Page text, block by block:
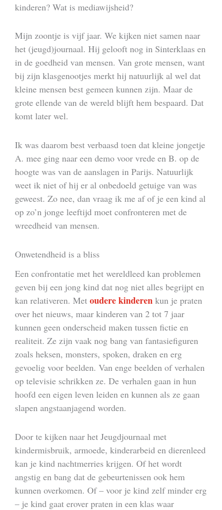
kinderen? Wat is mediawijsheid?
Mijn zoontje is vijf jaar. We kijken niet samen naar
het (jeugd)journaal. Hij gelooft nog in Sinterklaas en
in de goedheid van mensen. Van grote mensen, want
bij zijn klasgenootjes merkt hij natuurlijk al wel dat
kleine mensen best gemeen kunnen zijn. Maar de
grote ellende van de wereld blijft hem bespaard. Dat
komt later wel.
Ik was daarom best verbaasd toen dat kleine jongetje
A. mee ging naar een demo voor vrede en B. op de
hoogte was van de aanslagen in Parijs. Natuurlijk
weet ik niet of hij er al onbedoeld getuige van was
geweest. Zo nee, dan vraag ik me af of je een kind al
op zo’n jonge leeftijd moet confronteren met de
wreedheid van mensen.
Onwetendheid is a bliss
Een confrontatie met het wereldleed kan problemen
geven bij een jong kind dat nog niet alles begrijpt en
kan relativeren. Met oudere kinderen kun je praten
over het nieuws, maar kinderen van 2 tot 7 jaar
kunnen geen onderscheid maken tussen fictie en
realiteit. Ze zijn vaak nog bang van fantasiefiguren
zoals heksen, monsters, spoken, draken en erg
gevoelig voor beelden. Van enge beelden of verhalen
op televisie schrikken ze. De verhalen gaan in hun
hoofd een eigen leven leiden en kunnen als ze gaan
slapen angstaanjagend worden.
Door te kijken naar het Jeugdjournaal met
kindermisbruik, armoede, kinderarbeid en dierenleed
kan je kind nachtmerries krijgen. Of het wordt
angstig en bang dat de gebeurtenissen ook hem
kunnen overkomen. Of – voor je kind zelf minder erg
– je kind gaat erover praten in een klas waar